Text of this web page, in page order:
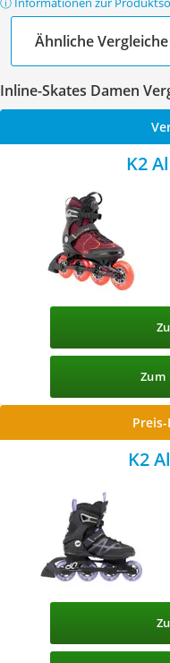
Ähnliche
Inline-Skates Damen
K2
Zum
K2